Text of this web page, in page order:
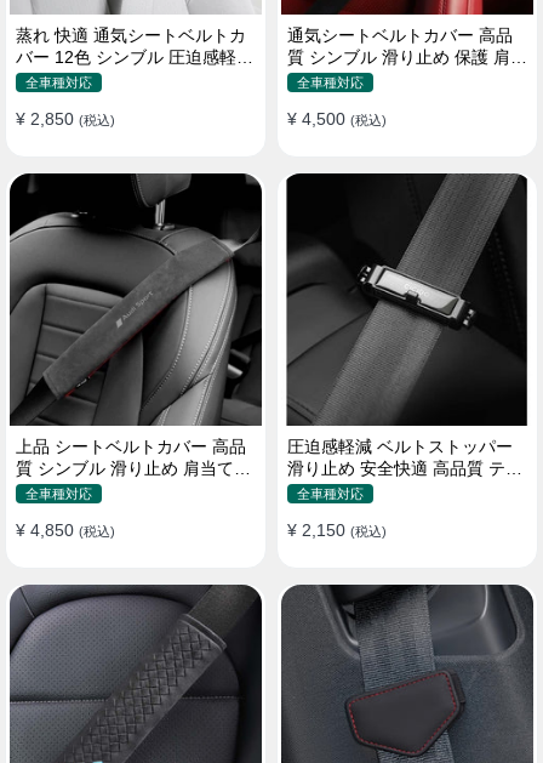
蒸れ 快適 通気シートベルトカ
バー 12色 シンブル 圧迫感軽減
保護 肩当てパッド
全車種対応
¥ 2,850 (税込)
通気シートベルトカバー 高品
質 シンブル 滑り止め 保護 肩当
てパッド 圧迫感軽減
全車種対応
¥ 4,500 (税込)
上品 シートベルトカバー 高品
質 シンブル 滑り止め 肩当てパ
ッド 圧迫感軽減
全車種対応
¥ 4,850 (税込)
圧迫感軽減 ベルトストッパー
滑り止め 安全快適 高品質 テー
プクリップ 快適 2個セット
全車種対応
¥ 2,150 (税込)